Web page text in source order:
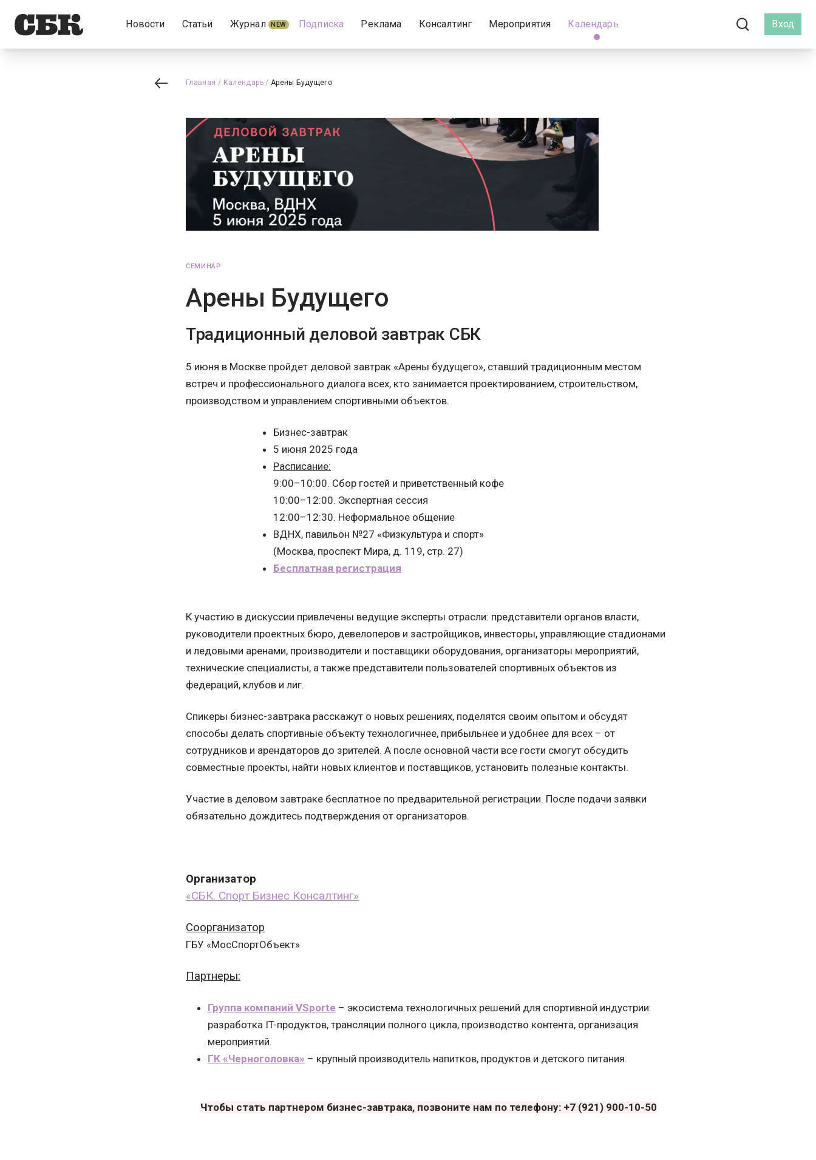
Новости Статьи Журнал NEW Подписка Реклама Консалтинг Мероприятия Календарь Вход
Главная / Календарь/ Арены Будущего
СЕМИНАР
Арены Будущего
Традиционный деловой завтрак СБК
5 июня в Москве пройдет деловой завтрак «Арены будущего», ставший традиционным местом
встреч и профессионального диалога всех, кто занимается проектированием, строительством,
производством и управлением спортивными объектов.
Бизнес-завтрак
5 июня 2025 года
Расписание:
9:00–10:00. Сбор гостей и приветственный кофе
10:00–12:00. Экспертная сессия
12:00–12:30. Неформальное общение
ВДНХ, павильон №27 «Физкультура и спорт»
(Москва, проспект Мира, д. 119, стр. 27)
Бесплатная регистрация
К участию в дискуссии привлечены ведущие эксперты отрасли: представители органов власти,
руководители проектных бюро, девелоперов и застройщиков, инвесторы, управляющие стадионами
и ледовыми аренами, производители и поставщики оборудования, организаторы мероприятий,
технические специалисты, а также представители пользователей спортивных объектов из
федераций, клубов и лиг.
Спикеры бизнес-завтрака расскажут о новых решениях, поделятся своим опытом и обсудят
способы делать спортивные объекту технологичнее, прибыльнее и удобнее для всех – от
сотрудников и арендаторов до зрителей. А после основной части все гости смогут обсудить
совместные проекты, найти новых клиентов и поставщиков, установить полезные контакты.
Участие в деловом завтраке бесплатное по предварительной регистрации. После подачи заявки
обязательно дождитесь подтверждения от организаторов.
Организатор
«СБК. Спорт Бизнес Консалтинг»
Соорганизатор
ГБУ «МосСпортОбъект»
Партнеры:
Группа компаний VSporte – экосистема технологичных решений для спортивной индустрии:
разработка IT-продуктов, трансляции полного цикла, производство контента, организация
мероприятий.
ГК «Черноголовка» – крупный производитель напитков, продуктов и детского питания.
Чтобы стать партнером бизнес-завтрака, позвоните нам по телефону: +7 (921) 900-10-50